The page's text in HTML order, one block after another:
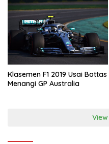
Klasemen F1 2019 Usai Bottas
Menangi GP Australia